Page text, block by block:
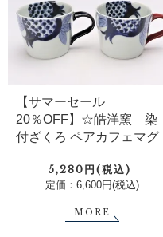
【サマーセール
20％OFF】☆皓洋窯 染
付ざくろ ペアカフェマグ
5,280円(税込)
定価：6,600円(税込)
MORE